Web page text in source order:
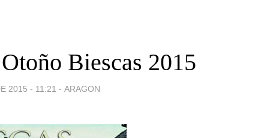
Biescas 2015
2015 - 11:21 - ARAGON